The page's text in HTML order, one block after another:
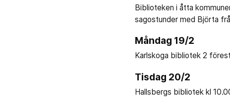
Biblioteken i åtta
sagostunder med Björta
Måndag 19/2
Karlskoga bibliotek 2
Tisdag 20/2
Hallsbergs bibliotek kl